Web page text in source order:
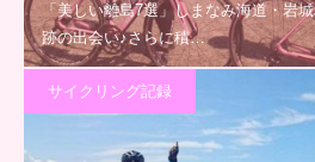
「美しい離島7選」しまなみ海道・岩
跡の出会い♪さらに積…
サイクリング記録